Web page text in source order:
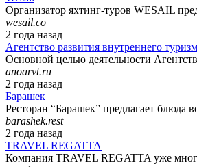
Организатор яхтинг-туров WESAIL
wesail.co
2 года назад
Агентство развития внутреннего
Основной целью деятельности
anoarvt.ru
2 года назад
Барашек
Ресторан “Барашек” предлагает блюда
barashek.rest
2 года назад
TRAVEL REGATTA
Компания TRAVEL REGATTA уже